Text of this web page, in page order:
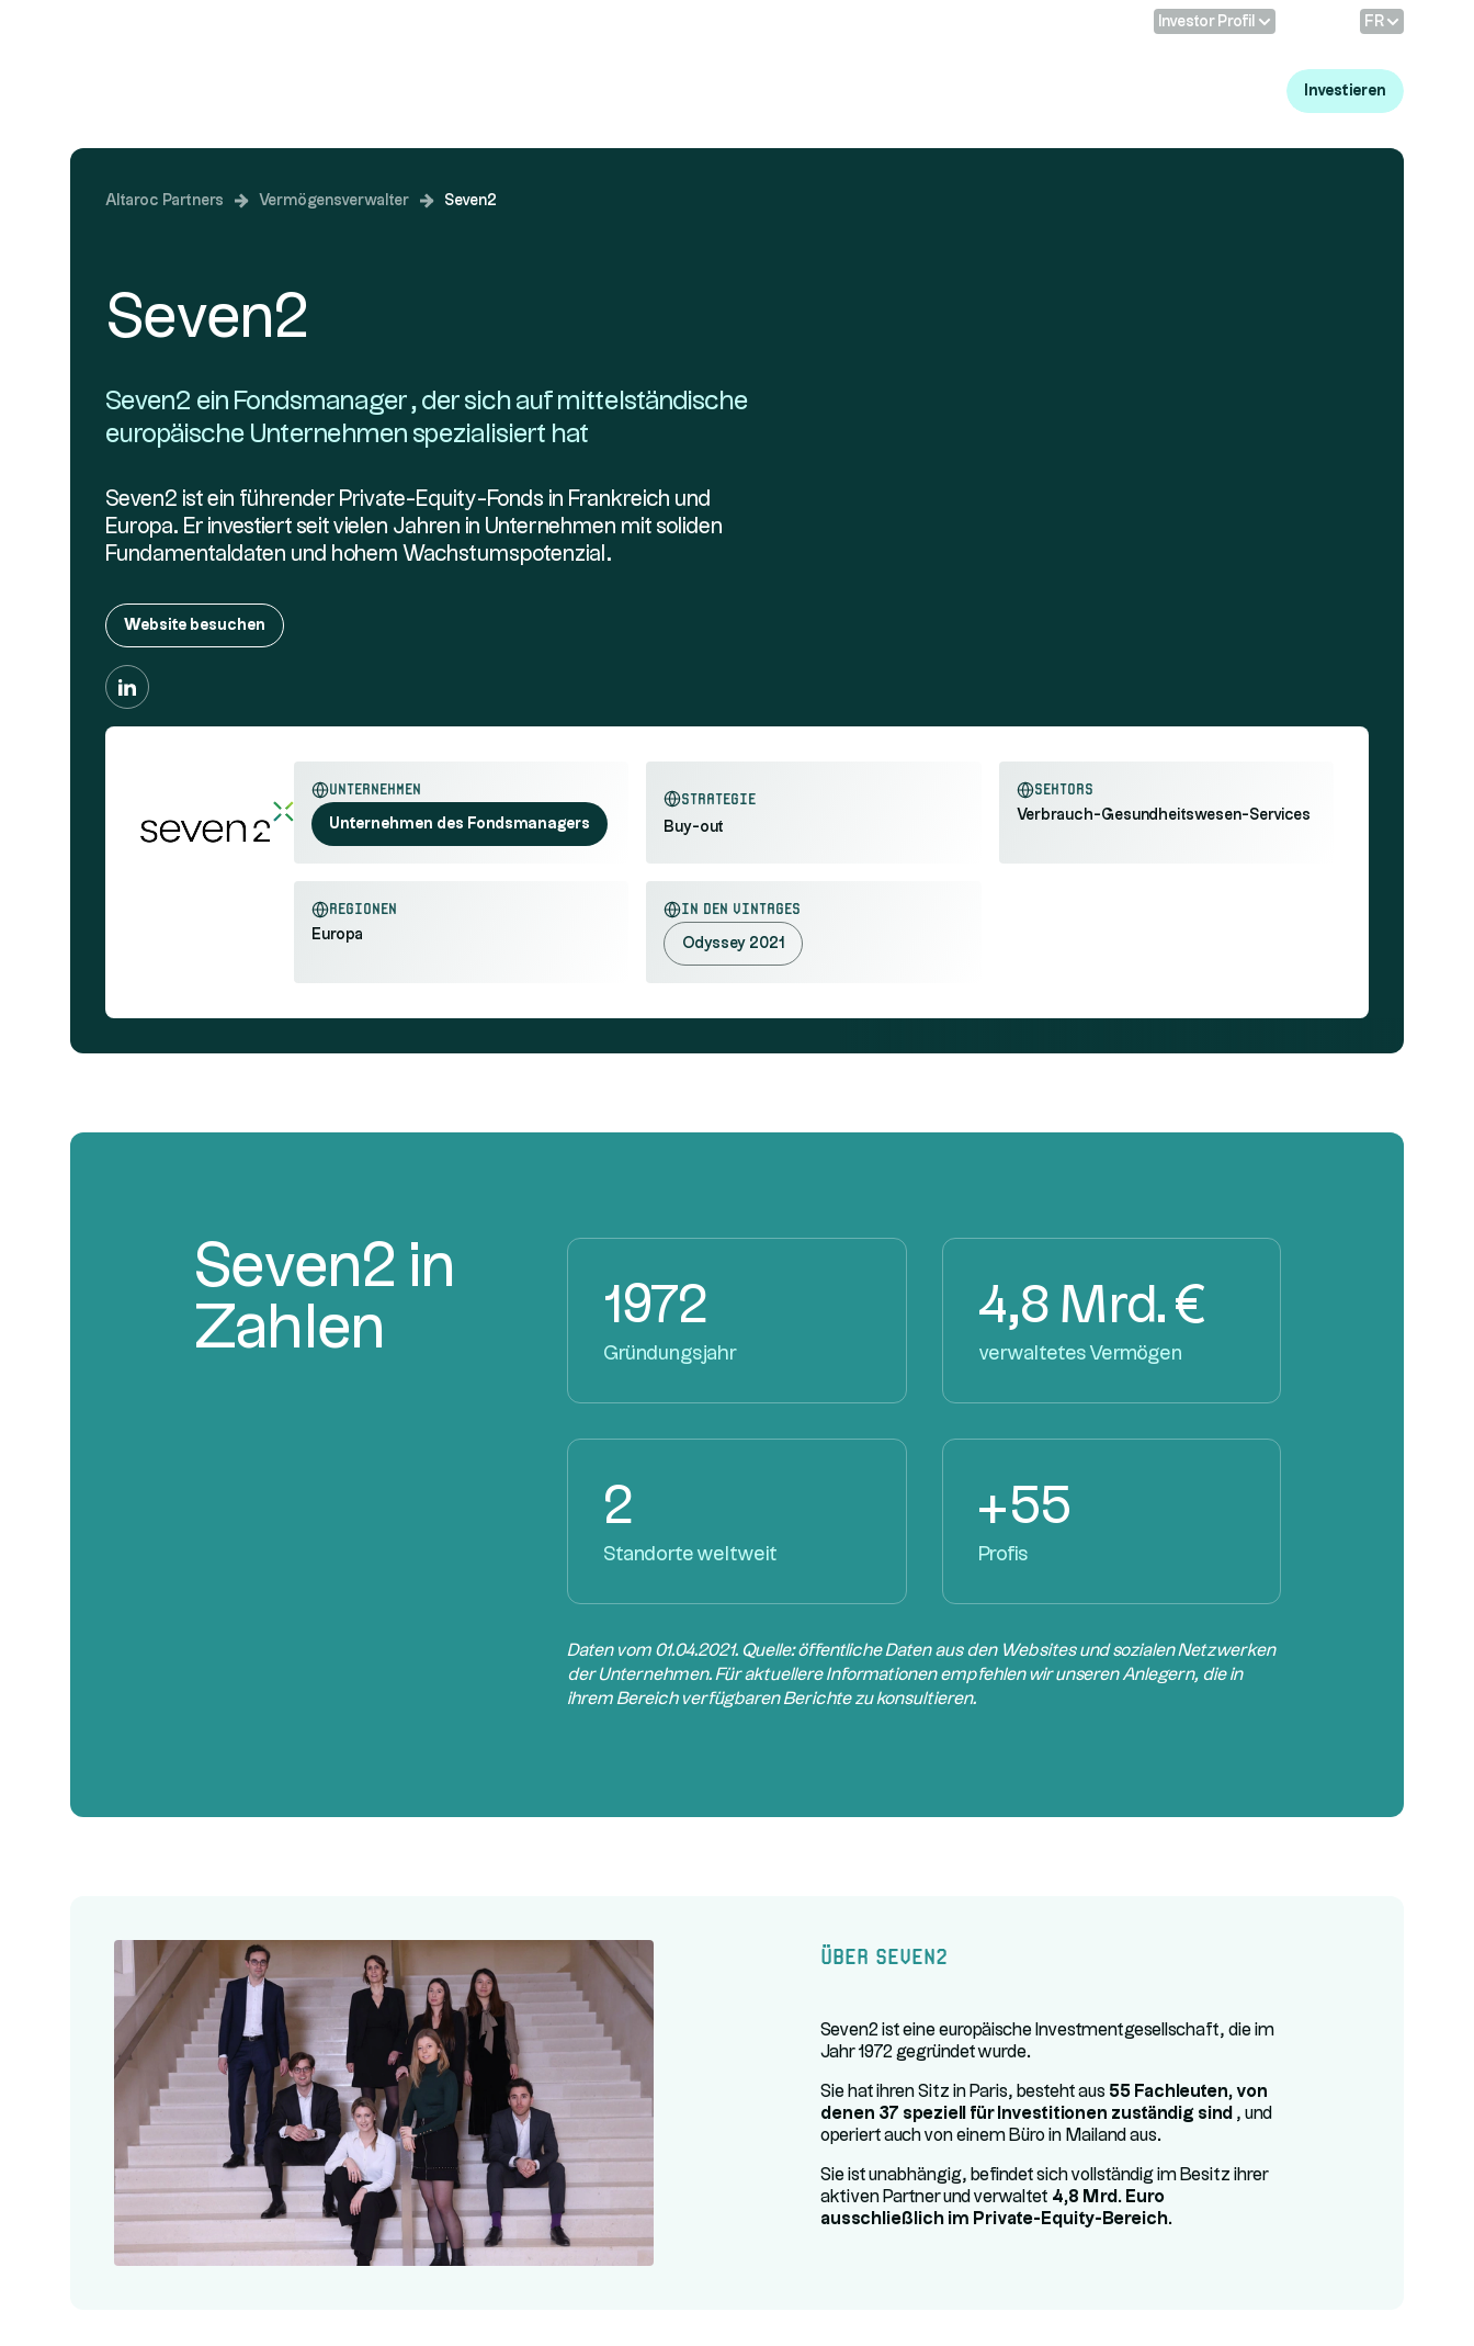
Investor Profil FR
Investieren
Altaroc Partners Vermögensverwalter Seven2
Seven2
Seven2 ein Fondsmanager , der sich auf mittelständische
europäische Unternehmen spezialisiert hat
Seven2 ist ein führender Private-Equity-Fonds in Frankreich und
Europa. Er investiert seit vielen Jahren in Unternehmen mit soliden
Fundamentaldaten und hohem Wachstumspotenzial.
Website besuchen
Unternehmen
Unternehmen des Fondsmanagers
Strategie
Buy-out
sektorS
Verbrauch-Gesundheitswesen-Services
Regionen
Europa
In den Vintages
Odyssey 2021
Seven2 in
Zahlen
1972
Gründungsjahr
4,8 Mrd. €
verwaltetes Vermögen
2
Standorte weltweit
+55
Profis
Daten vom 01.04.2021. Quelle: öffentliche Daten aus den Websites und sozialen Netzwerken
der Unternehmen. Für aktuellere Informationen empfehlen wir unseren Anlegern, die in
ihrem Bereich verfügbaren Berichte zu konsultieren.
Über Seven2
Seven2 ist eine europäische Investmentgesellschaft, die im
Jahr 1972 gegründet wurde.
Sie hat ihren Sitz in Paris, besteht aus 55 Fachleuten, von
denen 37 speziell für Investitionen zuständig sind , und
operiert auch von einem Büro in Mailand aus.
Sie ist unabhängig, befindet sich vollständig im Besitz ihrer
aktiven Partner und verwaltet 4,8 Mrd. Euro
ausschließlich im Private-Equity-Bereich.